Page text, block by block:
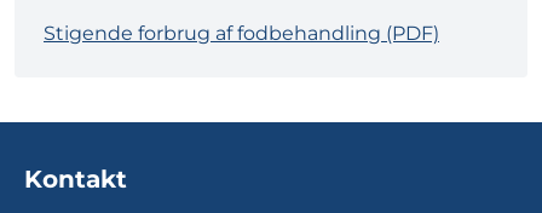
Stigende forbrug af fodbehandling (PDF)
Kontakt